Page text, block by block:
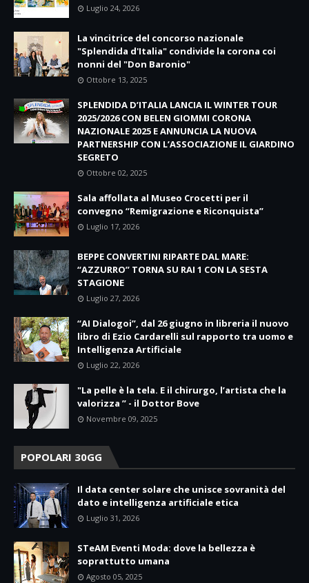
Luglio 24, 2026
La vincitrice del concorso nazionale
"Splendida d'Italia" condivide la corona coi
nonni del "Don Baronio"
Ottobre 13, 2025
SPLENDIDA D’ITALIA LANCIA IL WINTER TOUR
2025/2026 CON BELEN GIOMMI CORONA
NAZIONALE 2025 E ANNUNCIA LA NUOVA
PARTNERSHIP CON L’ASSOCIAZIONE IL GIARDINO
SEGRETO
Ottobre 02, 2025
Sala affollata al Museo Crocetti per il
convegno “Remigrazione e Riconquista”
Luglio 17, 2026
BEPPE CONVERTINI RIPARTE DAL MARE:
“AZZURRO” TORNA SU RAI 1 CON LA SESTA
STAGIONE
Luglio 27, 2026
“AI Dialogoi”, dal 26 giugno in libreria il nuovo
libro di Ezio Cardarelli sul rapporto tra uomo e
Intelligenza Artificiale
Luglio 22, 2026
"La pelle è la tela. E il chirurgo, l’artista che la
valorizza ” - il Dottor Bove
Novembre 09, 2025
POPOLARI 30GG
Il data center solare che unisce sovranità del
dato e intelligenza artificiale etica
Luglio 31, 2026
STeAM Eventi Moda: dove la bellezza è
soprattutto umana
Agosto 05, 2025